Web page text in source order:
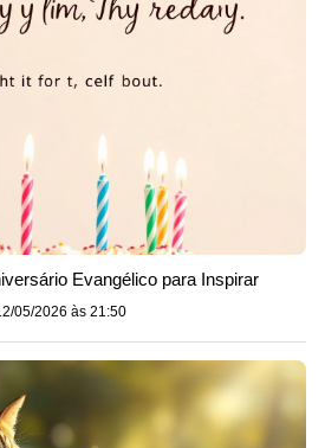
Evangélico para Inspirar
05/2026 às 21:50